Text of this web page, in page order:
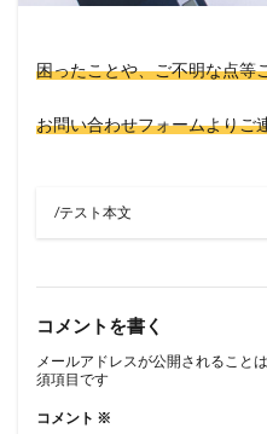
困ったことや、ご不明な点等
お問い合わせフォームよりご
/テスト本文
コメントを書く
メールアドレスが公開されることは
須項目です
コメント ※